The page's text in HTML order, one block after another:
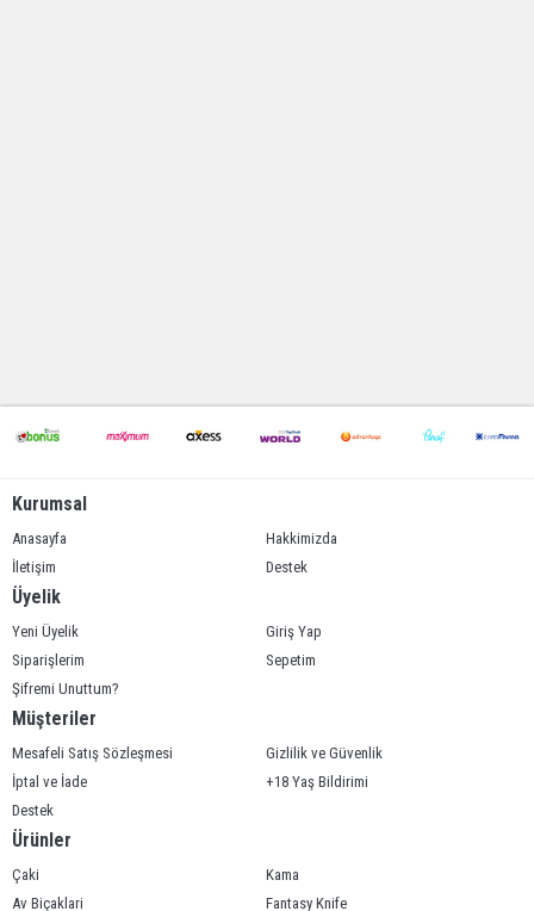
Kurumsal
Anasayfa
Hakkimizda
İletişim
Destek
Üyelik
Yeni Üyelik
Giriş Yap
Siparişlerim
Sepetim
Şifremi Unuttum?
Müşteriler
Mesafeli Satış Sözleşmesi
Gizlilik ve Güvenlik
İptal ve İade
+18 Yaş Bildirimi
Destek
Ürünler
Çaki
Kama
Av Biçaklari
Fantasy Knife